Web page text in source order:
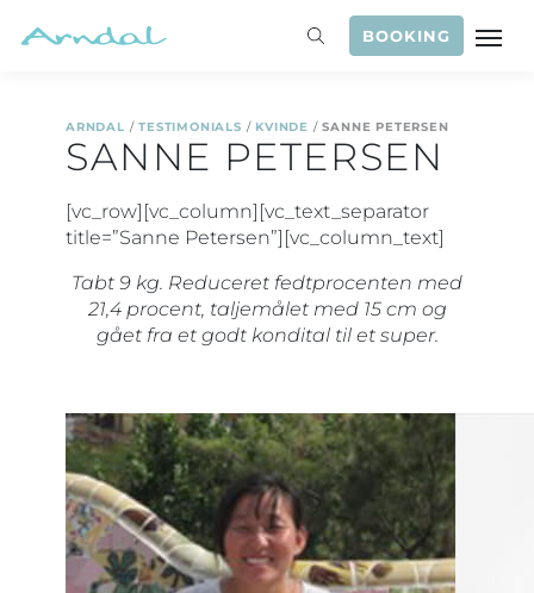
BOOKING
ARNDAL /TESTIMONIALS / KVINDE /SANNE PETERSEN
SANNE PETERSEN
[vc_row][vc_column][vc_text_separator
title=”Sanne Petersen”][vc_column_text]
Tabt 9 kg. Reduceret fedtprocenten med
21,4 procent, taljemålet med 15 cm og
gået fra et godt kondital til et super.